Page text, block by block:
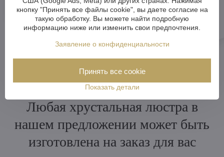
Любая хрустальная люстра в
нашем предложении может быть
изготовлена на заказ для вас
кнопку "Принять все файлы cookie", вы даете согласие на
такую обработку. Вы можете найти подробную
информацию ниже или изменить свои предпочтения.
Заявление о конфиденциальности
Показать детали
Принять все cookie